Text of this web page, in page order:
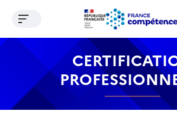
Contenu Recherche Menu
Ouvrir le menu de navigation